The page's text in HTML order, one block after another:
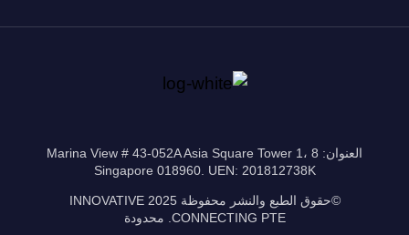
العنوان: 8 Marina View # 43-052A Asia Square Tower 1،
Singapore 018960. UEN: 201812738K
©حقوق الطبع والنشر محفوظة 2025 INNOVATIVE
CONNECTING PTE. محدودة